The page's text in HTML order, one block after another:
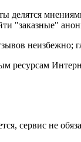
"заказные"
неизбежно;
ресурсам
сервис не